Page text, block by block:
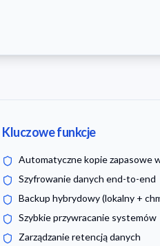
Kluczowe funkcje
Automatyczne kopie zapasowe
Szyfrowanie danych end-to-end
Backup hybrydowy (lokalny +
Szybkie przywracanie systemów
Zarządzanie retencją danych